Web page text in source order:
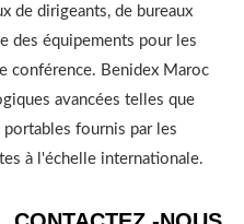
de dirigeants, de bureaux
des équipements pour les
conférence. Benidex Maroc
avancées telles que
fournis par les
à l'échelle internationale.